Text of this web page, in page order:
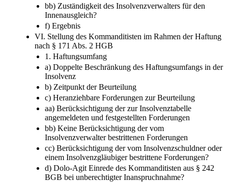
bb) Zuständigkeit des Insolvenzverwalters für den
Innenausgleich?
f) Ergebnis
VI. Stellung des Kommanditisten im Rahmen der Haftung
nach § 171 Abs. 2 HGB
1. Haftungsumfang
a) Doppelte Beschränkung des Haftungsumfangs in der
Insolvenz
b) Zeitpunkt der Beurteilung
c) Heranziehbare Forderungen zur Beurteilung
aa) Berücksichtigung der zur Insolvenztabelle
angemeldeten und festgestellten Forderungen
bb) Keine Berücksichtigung der vom
Insolvenzverwalter bestrittenen Forderungen
cc) Berücksichtigung der vom Insolvenzschuldner oder
einem Insolvenzgläubiger bestrittene Forderungen?
d) Dolo-​Agit Einrede des Kommanditisten aus § 242
BGB bei unberechtigter Inanspruchnahme?